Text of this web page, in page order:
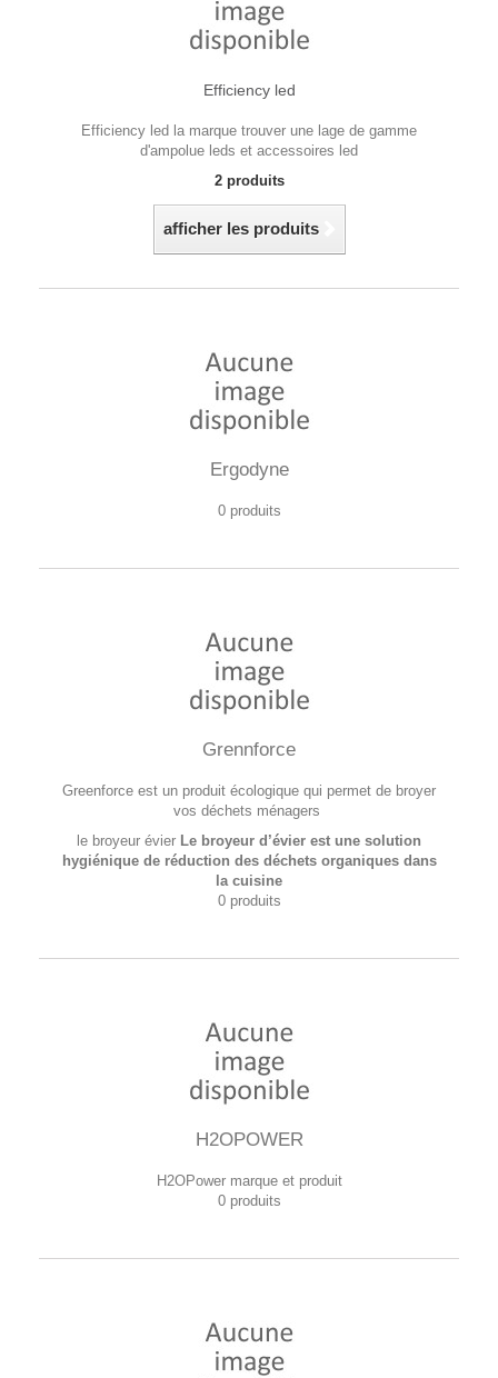
Efficiency led
Efficiency led la marque trouver une lage de gamme
d'ampolue leds et accessoires led
2 produits
afficher les produits
Ergodyne
0 produits
Grennforce
Greenforce est un produit écologique qui permet de broyer
vos déchets ménagers
le broyeur évier Le broyeur d’évier est une solution
hygiénique de réduction des déchets organiques dans
la cuisine
0 produits
H2OPOWER
H2OPower marque et produit
0 produits